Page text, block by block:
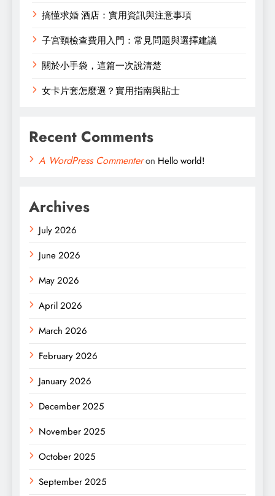
搞懂求婚 酒店：實用資訊與注意事項
子宮頸檢查費用入門：常見問題與選擇建議
關於小手袋，這篇一次說清楚
女卡片套怎麼選？實用指南與貼士
Recent Comments
A WordPress Commenteron Hello world!
Archives
July 2026
June 2026
May 2026
April 2026
March 2026
February 2026
January 2026
December 2025
November 2025
October 2025
September 2025